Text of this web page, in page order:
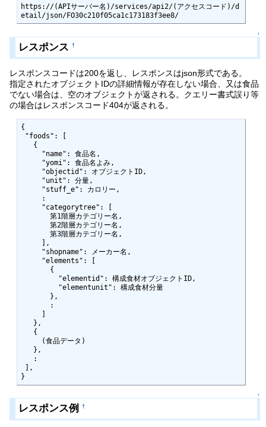
https://(APIサーバー名)/services/api2/(アクセスコード)/d
etail/json/FO30c210f05ca1c173183f3ee8/
↑
レスポンス †
レスポンスコードは200を返し、レスポンスはjson形式である。
指定されたオブジェクトIDの詳細情報が存在しない場合、又は食品
でない場合は、空のオブジェクトが返される。クエリー書式誤り等
の場合はレスポンスコード404が返される。
{
↑
レスポンス例 †